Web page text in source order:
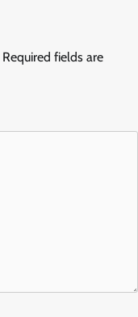
Required fields are